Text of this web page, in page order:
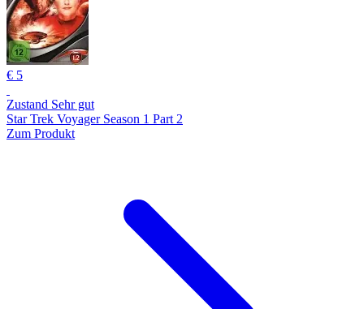
€ 5
Zustand Sehr gut
Star Trek Voyager Season 1 Part 2
Zum Produkt